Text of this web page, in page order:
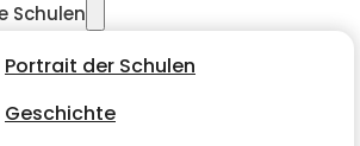
Schulen
Portrait der Schulen
Geschichte